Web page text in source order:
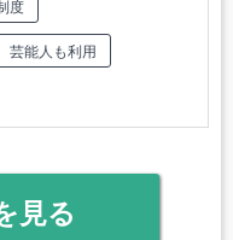
度
芸能人も利用
見る